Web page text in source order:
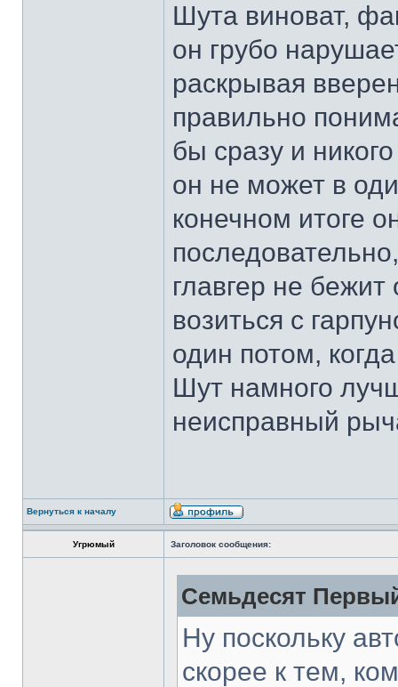
Шута виноват,
он грубо
раскрывая
правильно
бы сразу и
он не может в
конечном итоге
главгер не бежит
возиться с
один потом,
Шут намного
неисправный
Вернуться к началу
Угрюмый Заголовок сообщения:
Семьдесят
Ну поскольку
скорее к тем,